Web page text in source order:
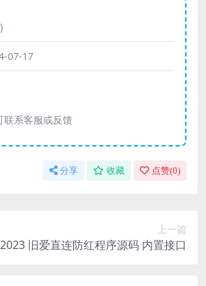
07-17
联系客服或反馈
分享 收藏 点赞(0)
上一篇
2023 旧爱直连防红程序源码 内置接口